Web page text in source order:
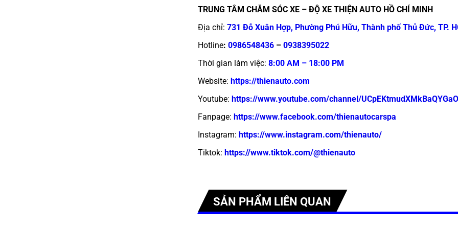
TRUNG TÂM CHĂM SÓC XE – ĐỘ XE THIỆN AUTO HỒ CHÍ MINH
Địa chỉ: 731 Đỗ Xuân Hợp, Phường Phú Hữu, Thành phố Thủ Đức, TP.
Hotline: 0986548436 – 0938395022
Thời gian làm việc: 8:00 AM – 18:00 PM
Website: https://thienauto.com
Youtube: https://www.youtube.com/channel/
Fanpage: https://www.facebook.com/thienautocarspa
Instagram: https://www.instagram.com/thienauto/
Tiktok: https://www.tiktok.com/@thienauto
SẢN PHẨM LIÊN QUAN